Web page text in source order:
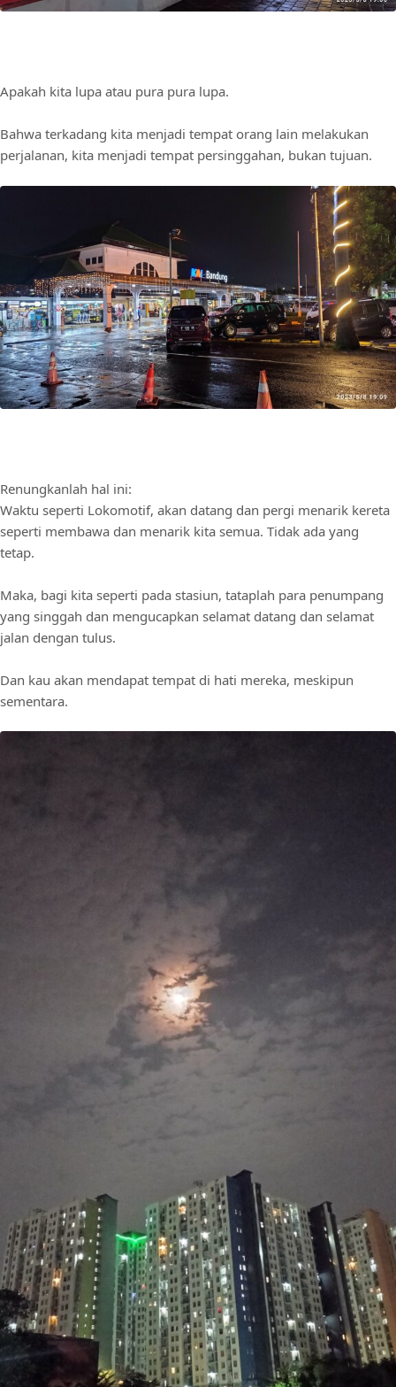
Apakah kita lupa atau pura pura lupa.
Bahwa terkadang kita menjadi tempat orang lain melakukan
perjalanan, kita menjadi tempat persinggahan, bukan tujuan.
Renungkanlah hal ini:
Waktu seperti Lokomotif, akan datang dan pergi menarik kereta
seperti membawa dan menarik kita semua. Tidak ada yang
tetap.
Maka, bagi kita seperti pada stasiun, tataplah para penumpang
yang singgah dan mengucapkan selamat datang dan selamat
jalan dengan tulus.
Dan kau akan mendapat tempat di hati mereka, meskipun
sementara.